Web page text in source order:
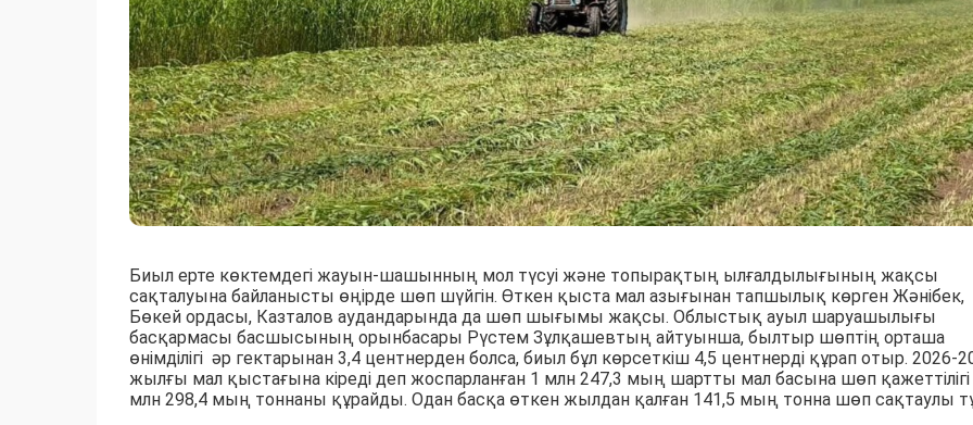
Биыл ерте көктемдегі жауын-шашынның мол түсуі және топырақтың ылғалдылығының жақсы
сақталуына байланысты өңірде шөп шүйгін. Өткен қыста мал азығынан тапшылық көрген Жәнібек,
Бөкей ордасы, Казталов аудандарында да шөп шығымы жақсы. Облыстық ауыл шаруашылығы
басқармасы басшысының орынбасары Рүстем Зұлқашевтың айтуынша, былтыр шөптің орташа
өнімділігі әр гектарынан 3,4 центнерден болса, биыл бұл көрсеткіш 4,5 центнерді құрап отыр. 2026-
жылғы мал қыстағына кіреді деп жоспарланған 1 млн 247,3 мың шартты мал басына шөп қажеттілігі
млн 298,4 мың тоннаны құрайды. Одан басқа өткен жылдан қалған 141,5 мың тонна шөп сақтаулы